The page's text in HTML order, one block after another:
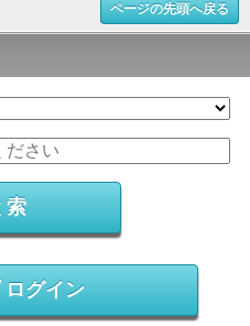
ページの先頭へ戻る
ログイン